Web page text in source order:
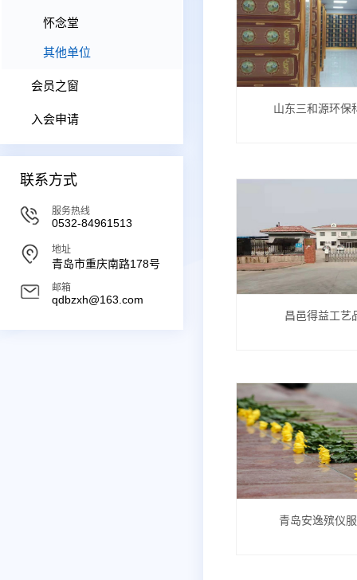
怀念堂
其他单位
会员之窗
入会申请
联系方式
服务热线
0532-84961513
地址
青岛市重庆南路178号
邮箱
qdbzxh@163.com
山东三和源环保
昌邑得益工艺
青岛安逸殡仪